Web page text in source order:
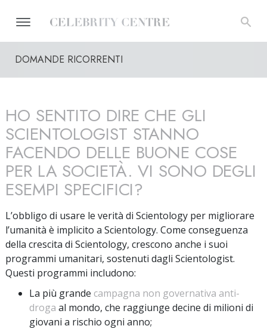
DOMANDE RICORRENTI
HO SENTITO DIRE CHE GLI
SCIENTOLOGIST STANNO
FACENDO DELLE BUONE COSE
PER LA SOCIETÀ. VI SONO DEGLI
ESEMPI SPECIFICI?
L’obbligo di usare le verità di Scientology per migliorare
l’umanità è implicito a Scientology. Come conseguenza
della crescita di Scientology, crescono anche i suoi
programmi umanitari, sostenuti dagli Scientologist.
Questi programmi includono:
La più grande campagna non governativa anti-
droga al mondo, che raggiunge decine di milioni di
giovani a rischio ogni anno;